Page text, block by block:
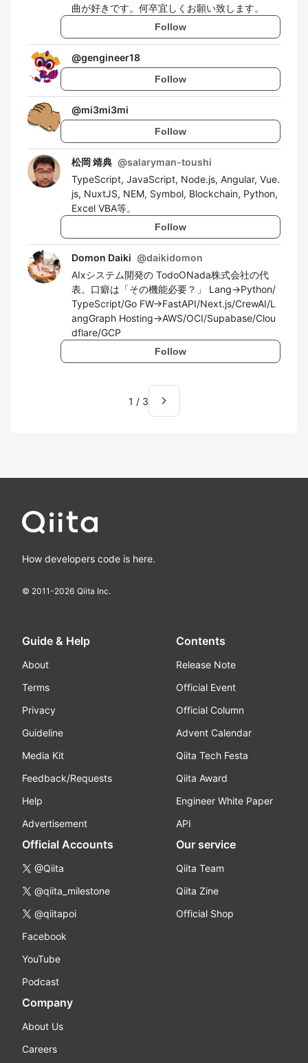
曲が好きです。何卒宜しくお願い致します。
Follow
@gengineer18
Follow
@mi3mi3mi
Follow
松岡 靖典 @salaryman-toushi
TypeScript, JavaScript, Node.js, Angular, Vue.
js, NuxtJS, NEM, Symbol, Blockchain, Python,
Excel VBA等。
Follow
Domon Daiki @daikidomon
AIxシステム開発の TodoONada株式会社の代
表。口癖は「その機能必要？」 Lang→Python/
TypeScript/Go FW→FastAPI/Next.js/CrewAI/L
angGraph Hosting→AWS/OCI/Supabase/Clou
dflare/GCP
Follow
1 / 3 navigate_next
How developers code is here.
© 2011-2026 Qiita Inc.
Guide & Help
About
Terms
Privacy
Guideline
Media Kit
Feedback/Requests
Help
Advertisement
Contents
Release Note
Official Event
Official Column
Advent Calendar
Qiita Tech Festa
Qiita Award
Engineer White Paper
API
Official Accounts
@Qiita
@qiita_milestone
@qiitapoi
Facebook
YouTube
Podcast
Our service
Qiita Team
Qiita Zine
Official Shop
Company
About Us
Careers